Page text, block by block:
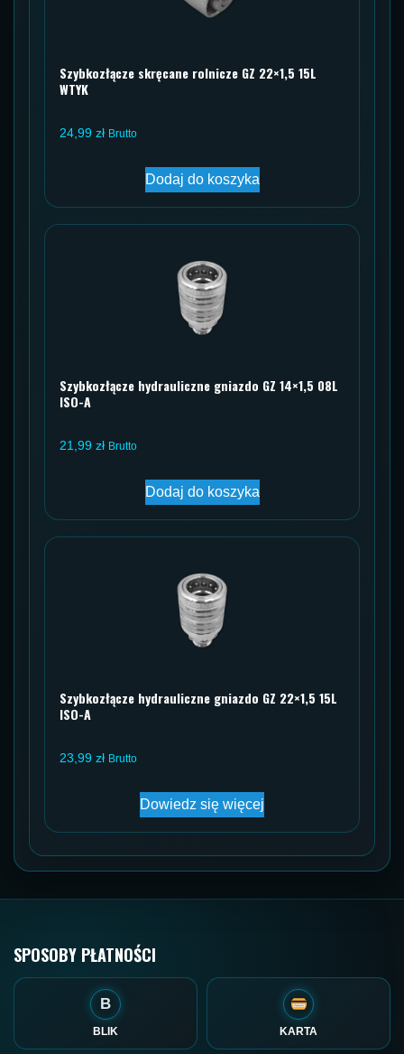
Szybkozłącze skręcane rolnicze GZ 22×1,5 15L
WTYK
24,99 zł Brutto
Dodaj do koszyka
Szybkozłącze hydrauliczne gniazdo GZ 14×1,5 08L
ISO-A
21,99 zł Brutto
Dodaj do koszyka
Szybkozłącze hydrauliczne gniazdo GZ 22×1,5 15L
ISO-A
23,99 zł Brutto
Dowiedz się więcej
SPOSOBY PŁATNOŚCI
B
BLIK KARTA